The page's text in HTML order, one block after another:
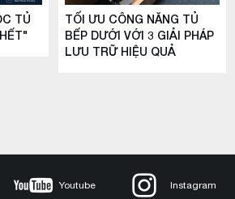
TỦ
TỐI ƯU CÔNG NĂNG TỦ
BẾP DƯỚI VỚI 3 GIẢI PHÁP
LƯU TRỮ HIỆU QUẢ
Youtube Instagram